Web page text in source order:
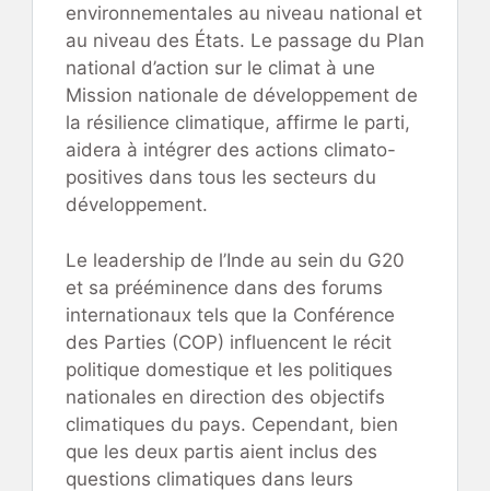
environnementales au niveau national et
au niveau des États. Le passage du Plan
national d’action sur le climat à une
Mission nationale de développement de
la résilience climatique, affirme le parti,
aidera à intégrer des actions climato-
positives dans tous les secteurs du
développement.
Le leadership de l’Inde au sein du G20
et sa prééminence dans des forums
internationaux tels que la Conférence
des Parties (COP) influencent le récit
politique domestique et les politiques
nationales en direction des objectifs
climatiques du pays. Cependant, bien
que les deux partis aient inclus des
questions climatiques dans leurs